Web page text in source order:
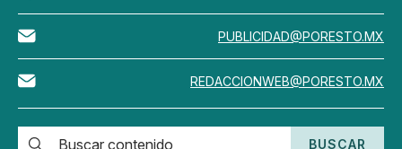
PUBLICIDAD@PORESTO.MX
REDACCIONWEB@PORESTO.MX
BUSCAR